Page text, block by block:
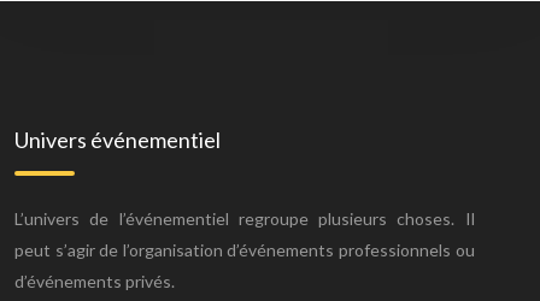
Univers événementiel
L’univers de l’événementiel regroupe plusieurs choses. Il
peut s’agir de l’organisation d’événements professionnels ou
d’événements privés.